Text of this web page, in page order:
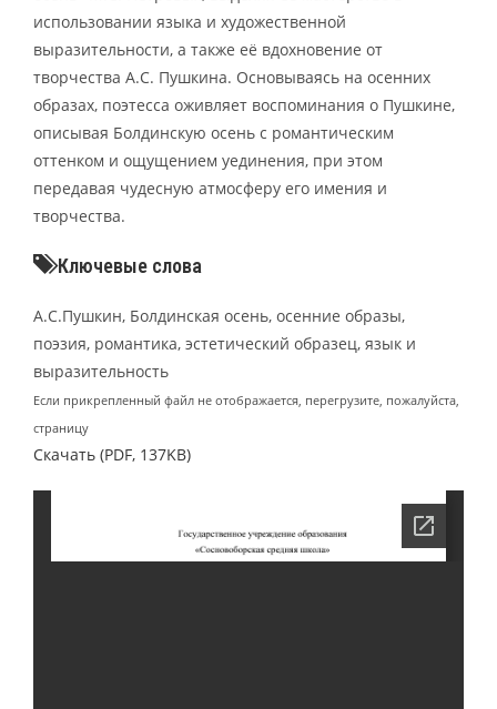
использовании языка и художественной
выразительности, а также её вдохновение от
творчества А.С. Пушкина. Основываясь на осенних
образах, поэтесса оживляет воспоминания о Пушкине,
описывая Болдинскую осень с романтическим
оттенком и ощущением уединения, при этом
передавая чудесную атмосферу его имения и
творчества.
Ключевые слова
А.С.Пушкин, Болдинская осень, осенние образы,
поэзия, романтика, эстетический образец, язык и
выразительность
Если прикрепленный файл не отображается, перегрузите, пожалуйста,
страницу
Скачать (PDF, 137KB)